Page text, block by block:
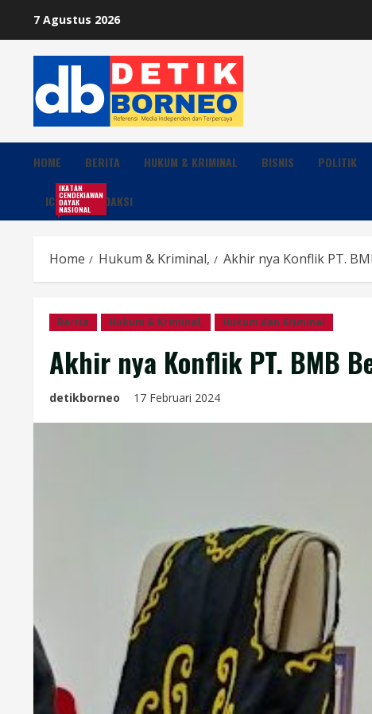
content
7 Agustus 2026
HOME BERITA HUKUM & KRIMINAL BISNIS POLITIK
ICDN
IKATAN
CENDEKIAWAN
DAYAK
NASIONALREDAKSI
Home Hukum & Kriminal, Akhir nya Konflik PT.
Berita Hukum & Kriminal, Hukum dan Kriminal
Akhir nya Konflik PT. BMB
detikborneo 17 Februari 2024